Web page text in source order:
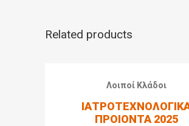
Related products
Λοιποί Κλάδοι
ΠΡΟΙΟΝΤΑ 2025